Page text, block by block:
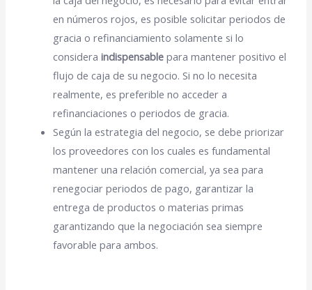
en números rojos, es posible solicitar periodos de
gracia o refinanciamiento solamente si lo
consideraindispensable para mantener positivo el
flujo de caja de su negocio. Si no lo necesita
realmente, es preferible no acceder a
refinanciaciones o periodos de gracia.
Según la estrategia del negocio, se debe priorizar
los proveedores con los cuales es fundamental
mantener una relación comercial, ya sea para
renegociar periodos de pago, garantizar la
entrega de productos o materias primas
garantizando que la negociación sea siempre
favorable para ambos.